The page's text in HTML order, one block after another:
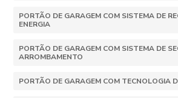
PORTÃO DE GARAGEM COM SISTEMA DE
ENERGIA
PORTÃO DE GARAGEM COM SISTEMA DE
ARROMBAMENTO
PORTÃO DE GARAGEM COM TECNOLOGIA